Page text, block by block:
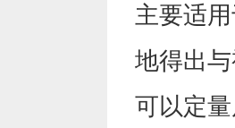
主要适
地得出
可以定